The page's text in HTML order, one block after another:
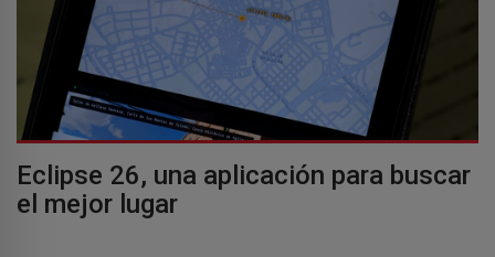
Eclipse 26, una aplicación para buscar
el mejor lugar